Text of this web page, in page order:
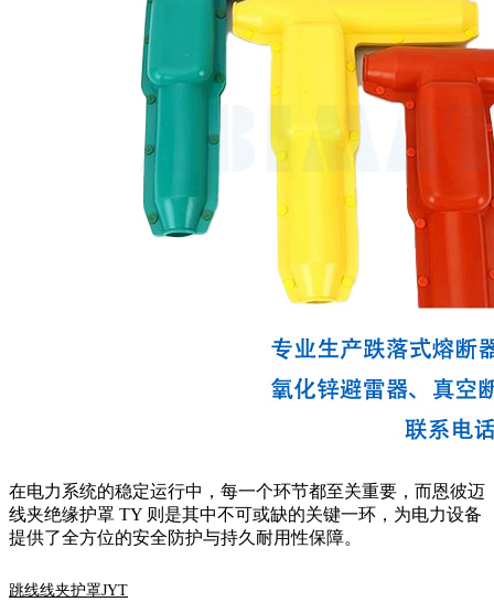
在电力系统的稳定运行中，每一个环节都至关重要，而恩彼迈
线夹绝缘护罩 TY 则是其中不可或缺的关键一环，为电力设备
提供了全方位的安全防护与持久耐用性保障。
跳线线夹护罩JYT